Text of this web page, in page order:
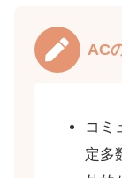
AC
コミ
定多